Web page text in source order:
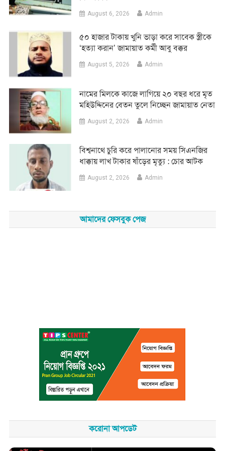
August 6, 2026 Admin
৫০ হাজার টাকায় খুনি ভাড়া করে সাবেক স্ত্রীকে
‘হত্যা করান’ জামায়াত কর্মী আবু বক্কর
August 5, 2026 Admin
নামের মিলকে কাজে লাগিয়ে ২০ বছর ধরে মৃত
মহিউদ্দিনের বেতন তুলে নিচ্ছেন জামায়াত নেতা
August 2, 2026 Admin
‎বিশ্বনাথে চুরি করে পালানোর সময় সিএনজির
ধাক্কায় লাখ টাকার ষাঁড়ের মৃত্যু : চোর আটক
August 2, 2026 Admin
আমাদের ফেসবুক পেজ
করোনা আপডেট